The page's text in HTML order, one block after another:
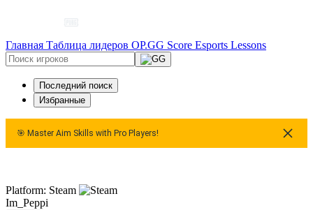
Главная Таблица лидеров OP.GG Score Esports Lessons
Последний поиск
Избранные
🎯 Master Aim Skills with Pro Players!
Platform: Steam
Im_Peppi